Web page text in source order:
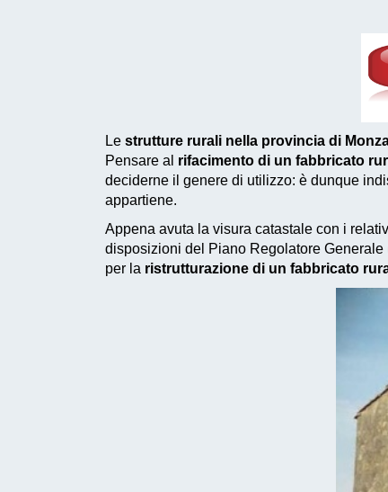
Le strutture rurali nella provincia di
Pensare al rifacimento di un fabbricato
deciderne il genere di utilizzo: è dunque
appartiene.
Appena avuta la visura catastale con i
disposizioni del Piano Regolatore
per la ristrutturazione di un fabbricato